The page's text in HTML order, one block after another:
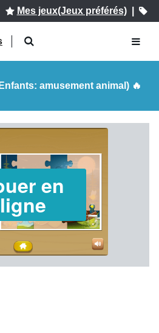
Mes jeux(Jeux préférés)|
amusement animal) 🔥
en
ligne